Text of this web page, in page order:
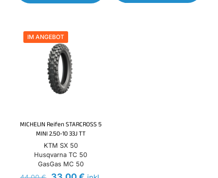
IM ANGEBOT
MICHELIN Reifen STARCROSS 5
MINI 2.50-10 33J TT
KTM SX 50
Husqvarna TC 50
GasGas MC 50